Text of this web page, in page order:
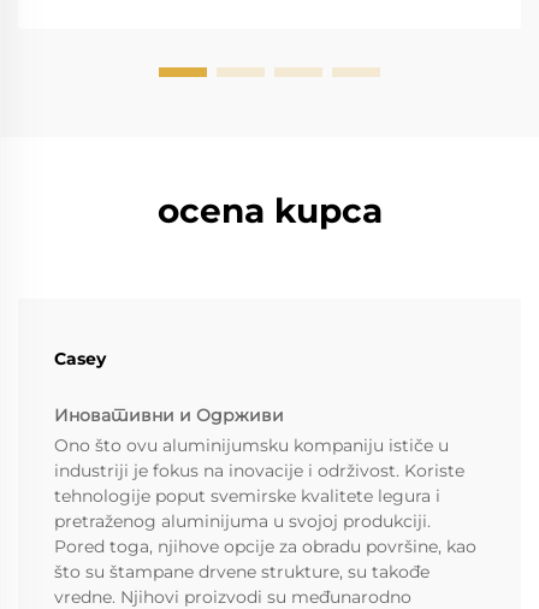
ocena kupca
Casey
Иновативни и Одрживи
Ono što ovu aluminijumsku kompaniju ističe u
industriji je fokus na inovacije i održivost. Koriste
tehnologije poput svemirske kvalitete legura i
pretraženog aluminijuma u svojoj produkciji.
Pored toga, njihove opcije za obradu površine, kao
što su štampane drvene strukture, su takođe
vredne. Njihovi proizvodi su međunarodno